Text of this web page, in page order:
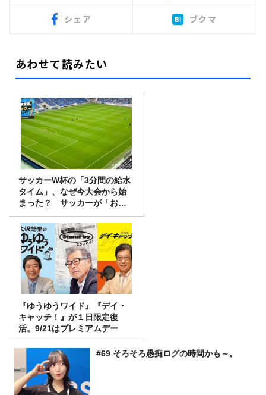
シェア ブクマ
あわせて読みたい
サッカーW杯の「3分間の給水
タイム」、なぜ今大会から始
まった？ サッカーが「お
金」に変わる仕組み
『ゆうゆうワイド』『デイ・
キャッチ！』が１日限定復
活。9/21はプレミアムデー
#69 そろそろ愚痴ログの時間かも～。